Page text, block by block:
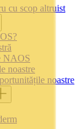
cu scop altruist
NAOS
noastre
noastre